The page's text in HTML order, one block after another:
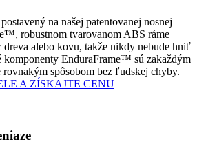
na našej patentovanej nosnej
robustnom tvarovanom ABS ráme
alebo kovu, takže nikdy nebude hniť
EnduraFrame™ sú zakaždým
rovnakým spôsobom bez ľudskej chyby.
A ZÍSKAJTE CENU